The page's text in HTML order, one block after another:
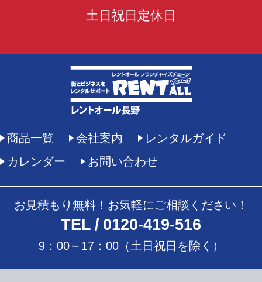
土日祝日定休日
商品一覧 会社案内
レンタルガイド
カレンダー
お問い合わせ
お見積もり無料！お気軽にご相談ください！
TEL 0120-419-516
9：00～17：00（土日祝日を除く）